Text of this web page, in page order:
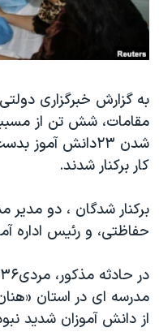
فرهنگ و زندگی
علم و فناوری
اسرائیل در جنگ
گالری عکس
انتخابات ریاست جمهوری
رمز مهسا
ورزش زنان در ایران
اعتراضات زن، زندگی، آزادی
تریبونال مردمی آبان ۹۸
چهل سال گروگان‌گیری
قانون شفافیت دارائی کادر
دنبال کنید
زبانهای مختلف
به گزارش خبرگزاری
مقامات، شش تن از
شدن ۲۳دانش
کار برکنار شدند.
برکنار شدگان ، دو مدیر
حفاظتی، و رئیس اداره
مدرسه ای در استان
از دانش آموزان شدید